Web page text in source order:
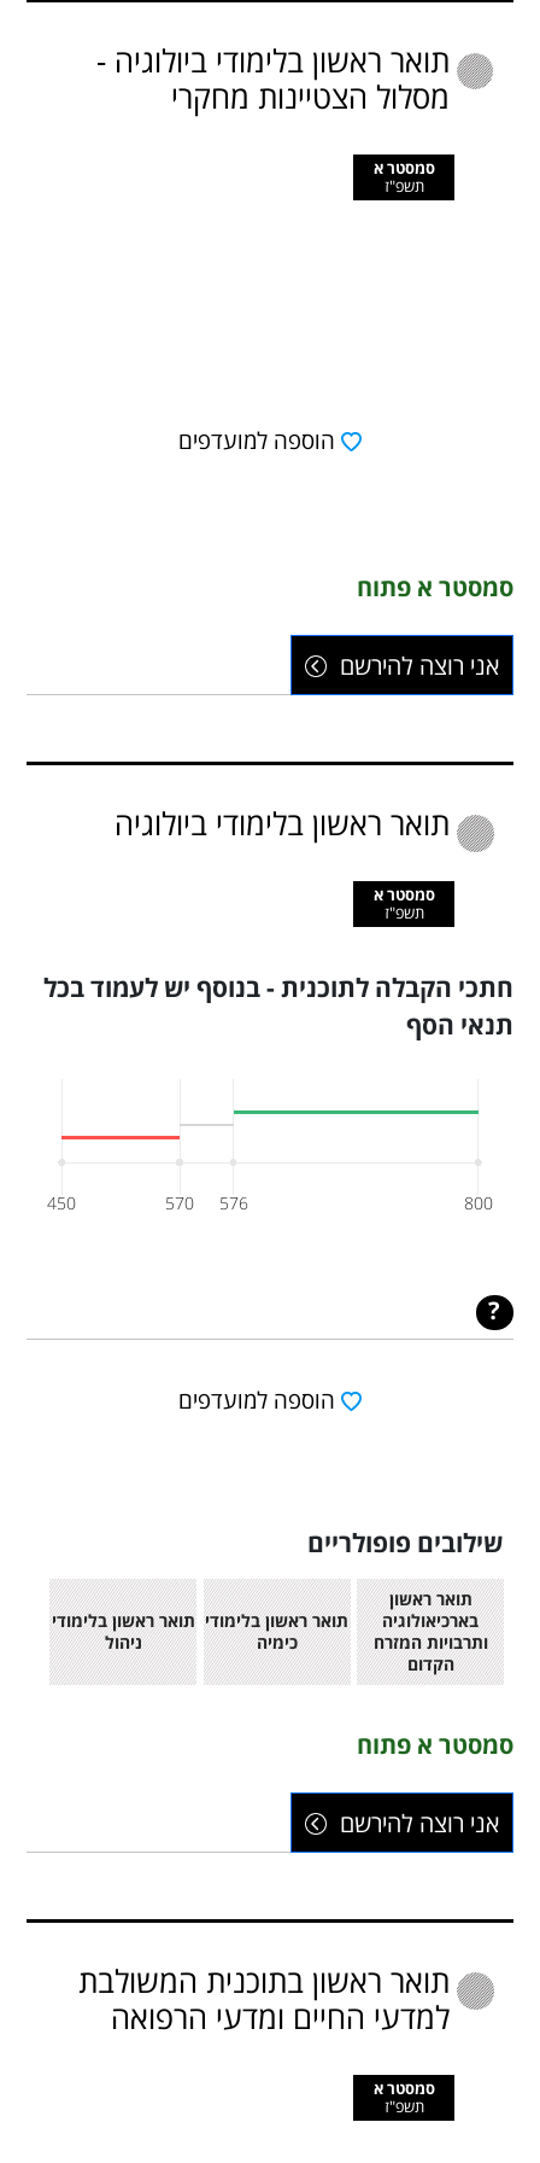
תואר ראשון בלימודי ביולוגיה -
מסלול הצטיינות מחקרי
סמסטר א
תשפ"ז
הוספה למועדפים
סמסטר א פתוח
אני רוצה להירשם
תואר ראשון בלימודי ביולוגיה
סמסטר א
תשפ"ז
חתכי הקבלה לתוכנית - בנוסף יש לעמוד בכל
תנאי הסף
450 570 576 800
הוספה למועדפים
שילובים פופולריים
תואר ראשון
בארכיאולוגיה
ותרבויות המזרח
הקדום
תואר ראשון בלימודי
כימיה
תואר ראשון בלימודי
ניהול
סמסטר א פתוח
אני רוצה להירשם
תואר ראשון בתוכנית המשולבת
למדעי החיים ומדעי הרפואה
סמסטר א
תשפ"ז